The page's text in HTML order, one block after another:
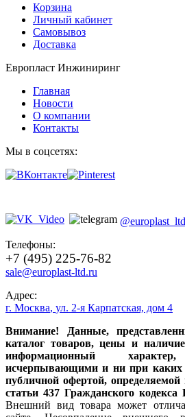
Корзина
Личный кабинет
Самовывоз
Доставка
Европласт Инжиниринг
Главная
Новости
О компании
Контакты
Мы в соцсетях:
@europlast_ltd
Телефоны:
+7 (495) 225-76-82
sale@europlast-ltd.ru
Адрес:
г. Москва, ул. 2-я Карпатская, дом 4
Внимание! Данные,
каталог товаров, цены и
информационный
исчерпывающими и ни при каких
публичной офертой,
статьи 437 Гражданского кодекса
Внешний вид товара может